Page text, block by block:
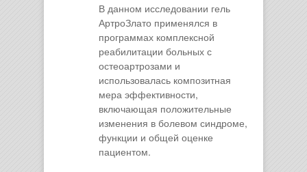
В данном исследовании гель
АртроЗлато применялся в
программах комплексной
реабилитации больных с
остеоартрозами и
использовалась композитная
мера эффективности,
включающая положительные
изменения в болевом синдроме,
функции и общей оценке
пациентом.